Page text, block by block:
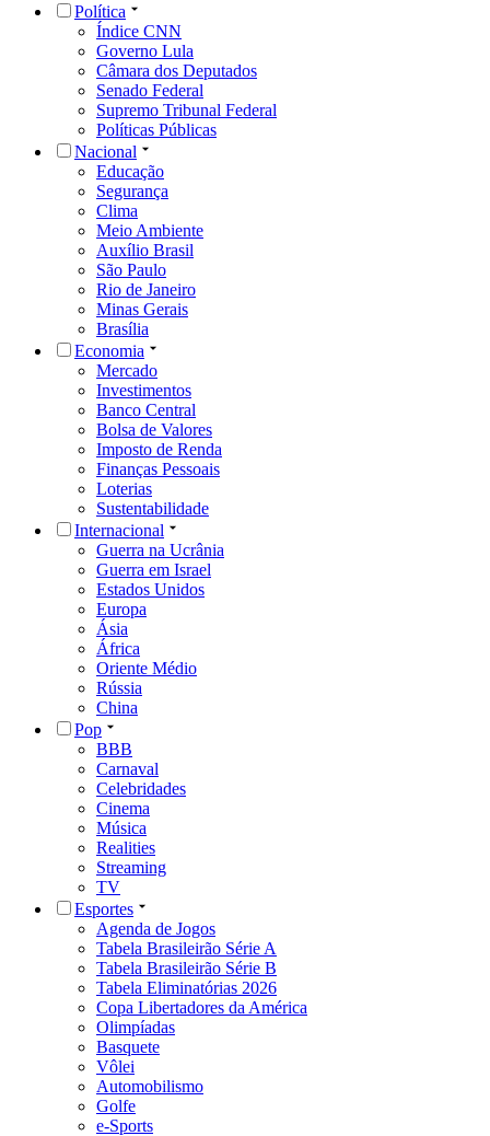
Política
Índice CNN
Governo Lula
Câmara dos Deputados
Senado Federal
Supremo Tribunal Federal
Políticas Públicas
Nacional
Educação
Segurança
Clima
Meio Ambiente
Auxílio Brasil
São Paulo
Rio de Janeiro
Minas Gerais
Brasília
Economia
Mercado
Investimentos
Banco Central
Bolsa de Valores
Imposto de Renda
Finanças Pessoais
Loterias
Sustentabilidade
Internacional
Guerra na Ucrânia
Guerra em Israel
Estados Unidos
Europa
Ásia
África
Oriente Médio
Rússia
China
Pop
BBB
Carnaval
Celebridades
Cinema
Música
Realities
Streaming
TV
Esportes
Agenda de Jogos
Tabela Brasileirão Série A
Tabela Brasileirão Série B
Tabela Eliminatórias 2026
Copa Libertadores da América
Olimpíadas
Basquete
Vôlei
Automobilismo
Golfe
e-Sports